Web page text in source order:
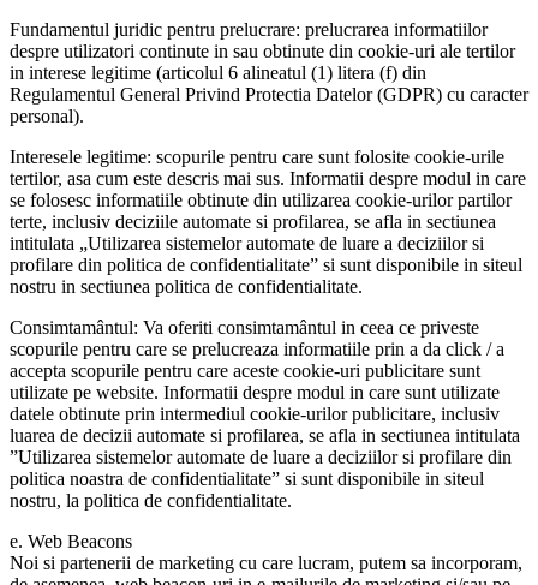
Fundamentul juridic pentru prelucrare: prelucrarea informatiilor
despre utilizatori continute in sau obtinute din cookie-uri ale tertilor
in interese legitime (articolul 6 alineatul (1) litera (f) din
Regulamentul General Privind Protectia Datelor (GDPR) cu caracter
personal).
Interesele legitime: scopurile pentru care sunt folosite cookie-urile
tertilor, asa cum este descris mai sus. Informatii despre modul in care
se folosesc informatiile obtinute din utilizarea cookie-urilor partilor
terte, inclusiv deciziile automate si profilarea, se afla in sectiunea
intitulata „Utilizarea sistemelor automate de luare a deciziilor si
profilare din politica de confidentialitate” si sunt disponibile in siteul
nostru in sectiunea politica de confidentialitate.
Consimtamântul: Va oferiti consimtamântul in ceea ce priveste
scopurile pentru care se prelucreaza informatiile prin a da click / a
accepta scopurile pentru care aceste cookie-uri publicitare sunt
utilizate pe website. Informatii despre modul in care sunt utilizate
datele obtinute prin intermediul cookie-urilor publicitare, inclusiv
luarea de decizii automate si profilarea, se afla in sectiunea intitulata
”Utilizarea sistemelor automate de luare a deciziilor si profilare din
politica noastra de confidentialitate” si sunt disponibile in siteul
nostru, la politica de confidentialitate.
e. Web Beacons
Noi si partenerii de marketing cu care lucram, putem sa incorporam,